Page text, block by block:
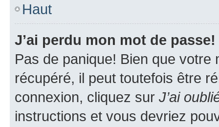
Haut
J’ai perdu mon mot de passe!
Pas de panique! Bien que
récupéré, il peut toutefois être
connexion, cliquez sur J’ai
instructions et vous devriez